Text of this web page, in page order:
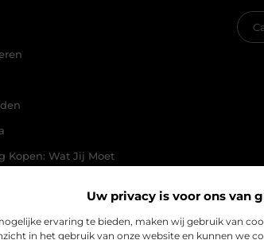
Uw privacy is voor ons van
ervaring te bieden, maken wij gebruik van
in het gebruik van onze website en kunnen we
Kopen: Wat Jij Moet
Kunt Creëren